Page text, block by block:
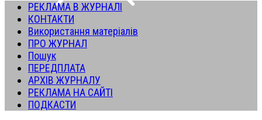
РЕКЛАМА В ЖУРНАЛІ
КОНТАКТИ
Використання матеріалів
ПРО ЖУРНАЛ
Пошук
ПЕРЕДПЛАТА
АРХІВ ЖУРНАЛУ
РЕКЛАМА НА САЙТІ
ПОДКАСТИ